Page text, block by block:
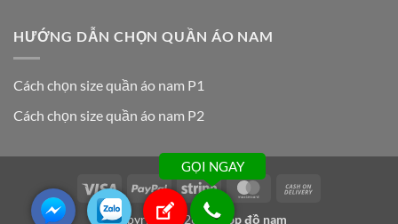
HƯỚNG DẪN CHỌN QUẦN ÁO NAM
Cách chọn size quần áo nam P1
Cách chọn size quần áo nam P2
Visa PayPal Stripe MasterCard
Copyright 2026 ©Shop đồ nam
GỌI NGAY